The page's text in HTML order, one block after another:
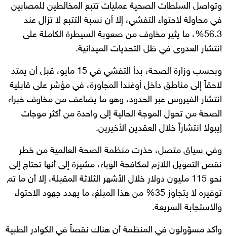
وتواصل السلطات الصحية عمليات تتبع المخالطين للمصابين
في محاولة لاحتواء التفشي، إلا أن نسبة التتبع لا تزال عند
56.3%، ما يثير مخاوف من صعوبة السيطرة الكاملة على
انتشار العدوى في ظل التحديات الميدانية.
وبحسب وزارة الصحة، بدأ التفشي في 15 مايو، قبل أن يمتد
لاحقاً إلى مناطق داخل أوغندا المجاورة، في مؤشر على قابلية
انتشار الفيروس عبر الحدود، وهو ما يضاعف من مخاوف خبراء
الصحة من تحول الموجة الحالية إلى واحدة من أكثر موجات
إيبولا انتشاراً خلال العقدين الأخيرين.
وفي سياق متصل، حذرت منظمة الصحة العالمية من خطر
نقص التمويل اللازم لمكافحة الوباء، مشيرة إلى أنها تحتاج إلى
نحو 115 مليون دولار خلال الأشهر الثلاثة المقبلة، إلا أن ما تم
توفيره لا يتجاوز 35% من هذا المبلغ، ما يهدد جهود الاحتواء
والاستجابة السريعة.
وأكد مسؤولون في المنظمة أن هناك نقصاً في الكوادر الطبية